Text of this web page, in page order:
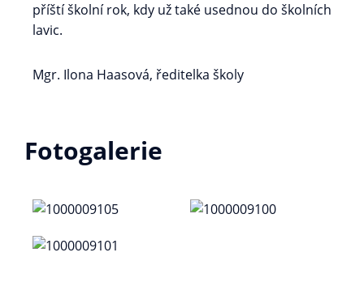
příští školní rok, kdy už také usednou do školních
lavic.
Mgr. Ilona Haasová, ředitelka školy
Fotogalerie